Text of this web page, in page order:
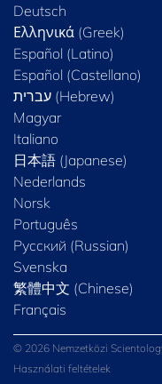
Deutsch
Ελληνικά (Greek)
Español (Latino)
Español (Castellano)
Magyar
Italiano
日本語 (Japanese)
Nederlands
Norsk
Português
Русский (Russian)
Svenska
繁體中文 (Chinese)
Français
© 2026 Nemzetközi
Használati feltételek